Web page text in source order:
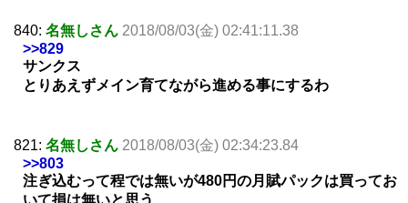
840: 名無しさん 2018/08/03(金) 02:41:11.38
>>829
サンクス
とりあえずメイン育てながら進める事にするわ
821: 名無しさん 2018/08/03(金) 02:34:23.84
>>803
注ぎ込むって程では無いが480円の月賦パックは買ってお
いて損は無いと思う